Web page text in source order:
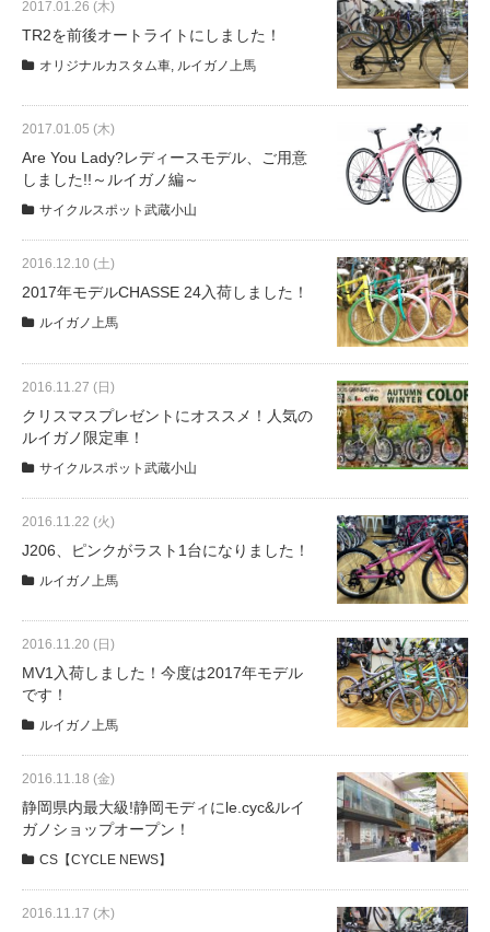
盗難保証
SpotMateログイン
オリジナル自転車
PB全車種カタログ
eVita
コンテンツ
店舗ブログ
イベント
メディア
求人情報
募集中の求人情報
2017.01.26 (木)
TR2を前後オートライトにしました！
オリジナルカスタム車 ルイガノ上馬
2017.01.05 (木)
Are You Lady?レディースモデル、ご用意
しました!!～ルイガノ編～
サイクルスポット武蔵小山
2016.12.10 (土)
2017年モデルCHASSE 24入荷しました！
ルイガノ上馬
2016.11.27 (日)
クリスマスプレゼントにオススメ！人気の
ルイガノ限定車！
サイクルスポット武蔵小山
2016.11.22 (火)
J206、ピンクがラスト1台になりました！
ルイガノ上馬
2016.11.20 (日)
MV1入荷しました！今度は2017年モデル
です！
ルイガノ上馬
2016.11.18 (金)
静岡県内最大級!静岡モディにle.cyc&ルイ
ガノショップオープン！
CS【CYCLE NEWS】
2016.11.17 (木)